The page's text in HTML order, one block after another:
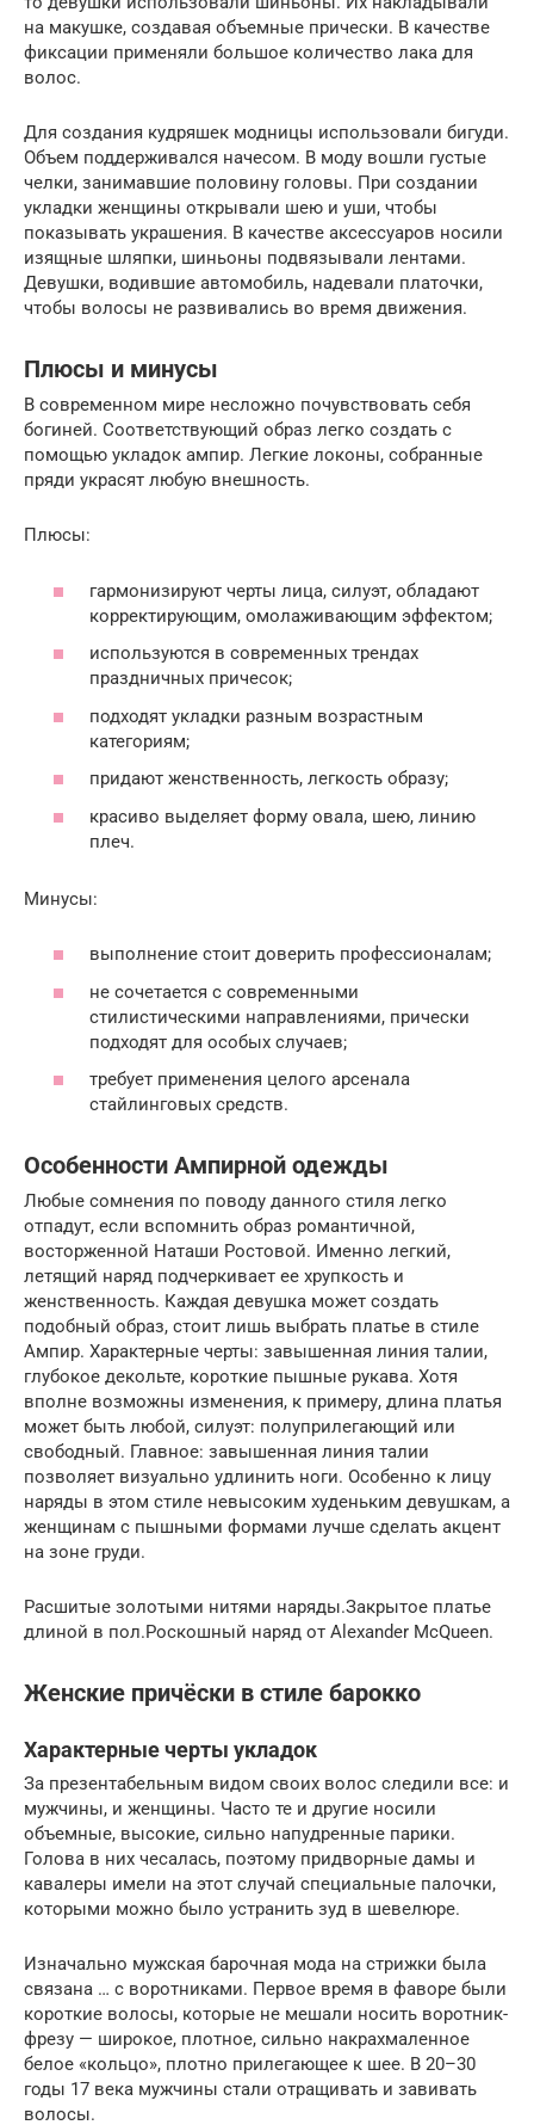
на макушке, создавая объемные прически. В качестве
фиксации применяли большое количество лака для
волос.
Для создания кудряшек модницы использовали бигуди.
Объем поддерживался начесом. В моду вошли густые
челки, занимавшие половину головы. При создании
укладки женщины открывали шею и уши, чтобы
показывать украшения. В качестве аксессуаров носили
изящные шляпки, шиньоны подвязывали лентами.
Девушки, водившие автомобиль, надевали платочки,
чтобы волосы не развивались во время движения.
Плюсы и минусы
В современном мире несложно почувствовать себя
богиней. Соответствующий образ легко создать с
помощью укладок ампир. Легкие локоны, собранные
пряди украсят любую внешность.
Плюсы:
гармонизируют черты лица, силуэт, обладают
корректирующим, омолаживающим эффектом;
используются в современных трендах
праздничных причесок;
подходят укладки разным возрастным
категориям;
придают женственность, легкость образу;
красиво выделяет форму овала, шею, линию
плеч.
Минусы:
выполнение стоит доверить профессионалам;
не сочетается с современными
стилистическими направлениями, прически
подходят для особых случаев;
требует применения целого арсенала
стайлинговых средств.
Особенности Ампирной одежды
Любые сомнения по поводу данного стиля легко
отпадут, если вспомнить образ романтичной,
восторженной Наташи Ростовой. Именно легкий,
летящий наряд подчеркивает ее хрупкость и
женственность. Каждая девушка может создать
подобный образ, стоит лишь выбрать платье в стиле
Ампир. Характерные черты: завышенная линия талии,
глубокое декольте, короткие пышные рукава. Хотя
вполне возможны изменения, к примеру, длина платья
может быть любой, силуэт: полуприлегающий или
свободный. Главное: завышенная линия талии
позволяет визуально удлинить ноги. Особенно к лицу
наряды в этом стиле невысоким худеньким девушкам, а
женщинам с пышными формами лучше сделать акцент
на зоне груди.
Расшитые золотыми нитями наряды.Закрытое платье
длиной в пол.Роскошный наряд от Alexander McQueen.
Женские причёски в стиле барокко
Характерные черты укладок
За презентабельным видом своих волос следили все: и
мужчины, и женщины. Часто те и другие носили
объемные, высокие, сильно напудренные парики.
Голова в них чесалась, поэтому придворные дамы и
кавалеры имели на этот случай специальные палочки,
которыми можно было устранить зуд в шевелюре.
Изначально мужская барочная мода на стрижки была
связана … с воротниками. Первое время в фаворе были
короткие волосы, которые не мешали носить воротник-
фрезу — широкое, плотное, сильно накрахмаленное
белое «кольцо», плотно прилегающее к шее. В 20–30
годы 17 века мужчины стали отращивать и завивать
волосы.